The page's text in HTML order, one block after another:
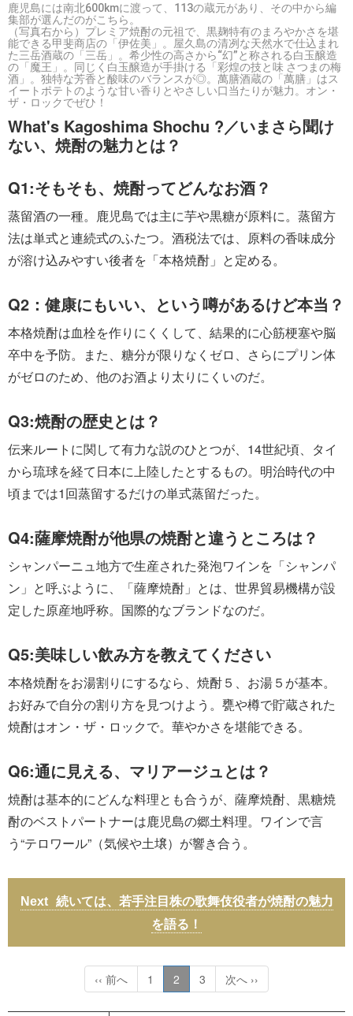
鹿児島には南北600kmに渡って、113の蔵元があり、その中から編
集部が選んだのがこちら。
（写真右から）プレミア焼酎の元祖で、黒麹特有のまろやかさを堪
能できる甲斐商店の「伊佐美」。屋久島の清冽な天然水で仕込まれ
た三岳酒蔵の「三岳」。希少性の高さから“幻”と称される白玉醸造
の「魔王」。同じく白玉醸造が手掛ける「彩煌の技と味 さつまの梅
酒」。独特な芳香と酸味のバランスが◎。萬膳酒蔵の「萬膳」はス
イートポテトのような甘い香りとやさしい口当たりが魅力。オン・
ザ・ロックでぜひ！
What's Kagoshima Shochu ?／いまさら聞け
ない、焼酎の魅力とは？
Q1:そもそも、焼酎ってどんなお酒？
蒸留酒の一種。鹿児島では主に芋や黒糖が原料に。蒸留方
法は単式と連続式のふたつ。酒税法では、原料の香味成分
が溶け込みやすい後者を「本格焼酎」と定める。
Q2：健康にもいい、という噂があるけど本当？
本格焼酎は血栓を作りにくくして、結果的に心筋梗塞や脳
卒中を予防。また、糖分が限りなくゼロ、さらにプリン体
がゼロのため、他のお酒より太りにくいのだ。
Q3:焼酎の歴史とは？
伝来ルートに関して有力な説のひとつが、14世紀頃、タイ
から琉球を経て日本に上陸したとするもの。明治時代の中
頃までは1回蒸留するだけの単式蒸留だった。
Q4:薩摩焼酎が他県の焼酎と違うところは？
シャンパーニュ地方で生産された発泡ワインを「シャンパ
ン」と呼ぶように、「薩摩焼酎」とは、世界貿易機構が設
定した原産地呼称。国際的なブランドなのだ。
Q5:美味しい飲み方を教えてください
本格焼酎をお湯割りにするなら、焼酎５、お湯５が基本。
お好みで自分の割り方を見つけよう。甕や樽で貯蔵された
焼酎はオン・ザ・ロックで。華やかさを堪能できる。
Q6:通に見える、マリアージュとは？
焼酎は基本的にどんな料理とも合うが、薩摩焼酎、黒糖焼
酎のベストパートナーは鹿児島の郷土料理。ワインで言
う“テロワール”（気候や土壌）が響き合う。
続いては、若手注目株の歌舞伎役者が焼酎の魅力
を語る！
‹‹ 前へ 1 2 3 次へ ››